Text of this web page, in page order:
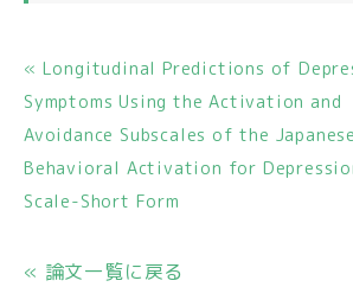
« Longitudinal Predictions of
Symptoms Using the Activation and
Avoidance Subscales of the Japanese
Behavioral Activation for
Scale-Short Form
« 論文一覧に戻る